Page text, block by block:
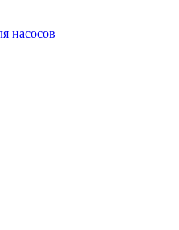
насосов